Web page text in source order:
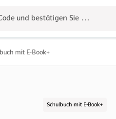
und bestätigen Sie das
mit E-Book+
Schulbuch mit E-Book+